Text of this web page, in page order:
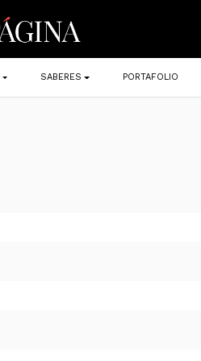
SABERES PORTAFOLIO